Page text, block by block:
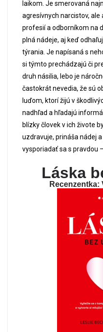
laikom. Je smerovaná
agresívnych narcistov,
profesií a odborníkom na
plná nádeje, aj keď
týrania. Je napísaná s
si týmto prechádzajú či
druh násilia, lebo je
častokrát nevedia, že sú
luďom, ktorí žijú v
nadhľad a hľadajú
blízky človek v ich živote
uzdravuje, prináša nádej
vysporiadať sa s pravdou
Láska
Recenzentka: